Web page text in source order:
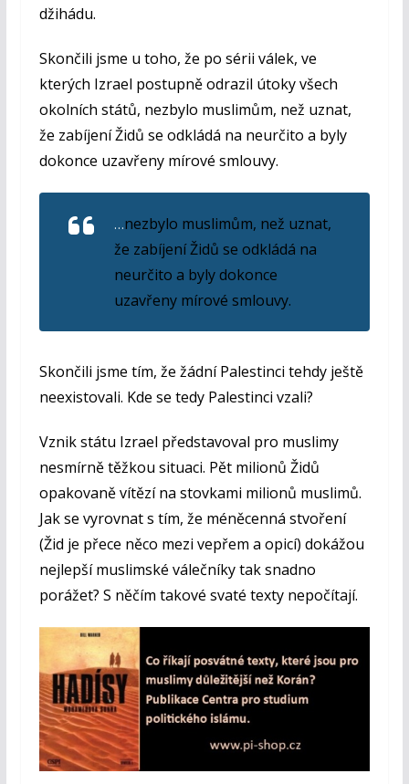
džihádu.
Skončili jsme u toho, že po sérii válek, ve
kterých Izrael postupně odrazil útoky všech
okolních států, nezbylo muslimům, než uznat,
že zabíjení Židů se odkládá na neurčito a byly
dokonce uzavřeny mírové smlouvy.
…nezbylo muslimům, než uznat,
že zabíjení Židů se odkládá na
neurčito a byly dokonce
uzavřeny mírové smlouvy.
Skončili jsme tím, že žádní Palestinci tehdy ještě
neexistovali. Kde se tedy Palestinci vzali?
Vznik státu Izrael představoval pro muslimy
nesmírně těžkou situaci. Pět milionů Židů
opakovaně vítězí na stovkami milionů muslimů.
Jak se vyrovnat s tím, že méněcenná stvoření
(Žid je přece něco mezi vepřem a opicí) dokážou
nejlepší muslimské válečníky tak snadno
porážet? S něčím takové svaté texty nepočítají.